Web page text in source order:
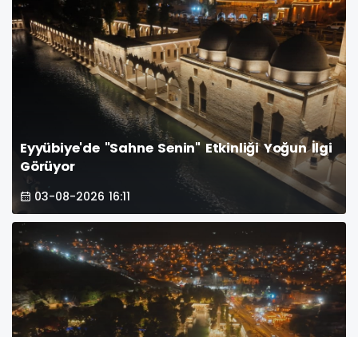
Eyyübiye'de "Sahne Senin" Etkinliği Yoğun İlgi
Görüyor
03-08-2026 16:11